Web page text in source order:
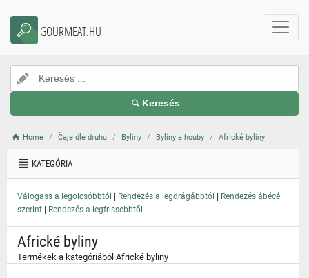
GOURMEAT.HU
Keresés
Home Čaje dle druhu Byliny Byliny a houby Africké byliny
KATEGÓRIA
Válogass a legolcsóbbtól | Rendezés a legdrágábbtól | Rendezés ábécé
szerint | Rendezés a legfrissebbtől
Africké byliny
Termékek a kategóriából Africké byliny